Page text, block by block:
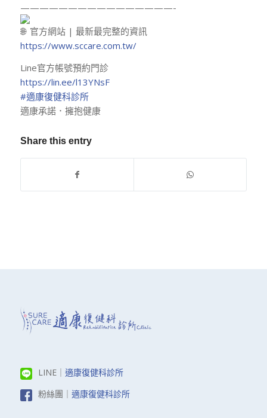
————————————————-
官方網站 | 最新最完整的資訊
https://www.sccare.com.tw/
Line官方帳號預約門診
https://lin.ee/l13YNsF
#適康復健科診所
適康承諾．擁抱健康
Share this entry
LINE｜ 適康復健科診所
粉絲團｜ 適康復健科診所